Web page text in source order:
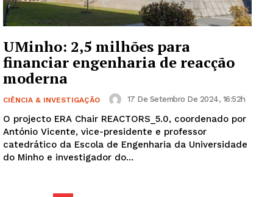
SUBSCREVA JÁ!
Institucional
Artigos
Edição Digital
Europa
UMinho: 2,5 milhões para
financiar engenharia de reacção
moderna
CIÊNCIA & INVESTIGAÇÃO 17 De Setembro De 2024, 16:52h
O projecto ERA Chair REACTORS_5.0, coordenado por
António Vicente, vice-presidente e professor
catedrático da Escola de Engenharia da Universidade
do Minho e investigador do...